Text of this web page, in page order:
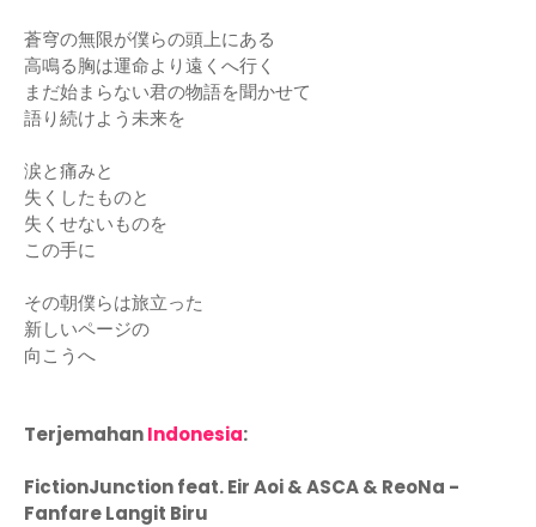
蒼穹の無限が僕らの頭上にある
高鳴る胸は運命より遠くへ行く
まだ始まらない君の物語を聞かせて
語り続けよう未来を
涙と痛みと
失くしたものと
失くせないものを
この手に
その朝僕らは旅立った
新しいページの
向こうへ
TerjemahanIndonesia:
FictionJunction feat. Eir Aoi & ASCA & ReoNa -
Fanfare Langit Biru